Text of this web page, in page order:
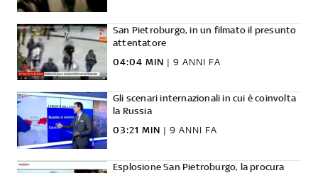
San Pietroburgo, in un filmato il presunto
attentatore
04:04 MIN | 9 ANNI FA
Gli scenari internazionali in cui è coinvolta
la Russia
03:21 MIN | 9 ANNI FA
Esplosione San Pietroburgo, la procura